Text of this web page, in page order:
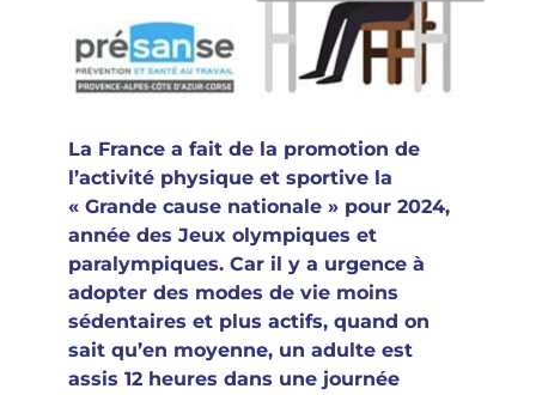
La France a fait de la promotion de
l’activité physique et sportive la
« Grande cause nationale » pour 2024,
année des Jeux olympiques et
paralympiques. Car il y a urgence à
adopter des modes de vie moins
sédentaires et plus actifs, quand on
sait qu’en moyenne, un adulte est
assis 12 heures dans une journée